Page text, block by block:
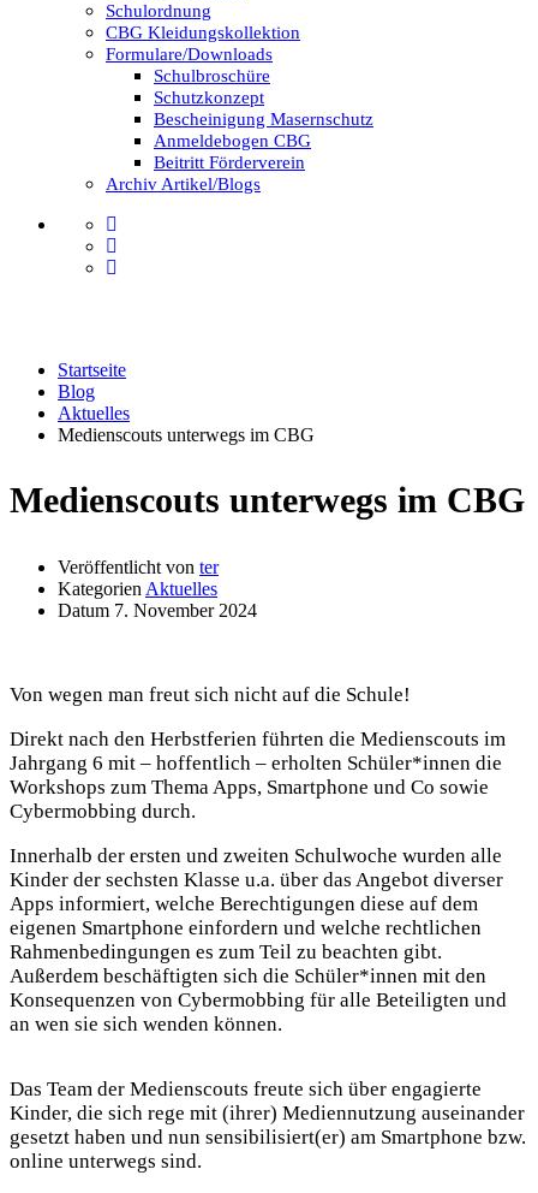
Schulordnung
CBG Kleidungskollektion
Formulare/Downloads
Schulbroschüre
Schutzkonzept
Bescheinigung Masernschutz
Anmeldebogen CBG
Beitritt Förderverein
Archiv Artikel/Blogs
Startseite
Blog
Aktuelles
Medienscouts unterwegs im CBG
Medienscouts unterwegs im CBG
Veröffentlicht von ter
Kategorien Aktuelles
Datum 7. November 2024
Von wegen man freut sich nicht auf die Schule!
Direkt nach den Herbstferien führten die Medienscouts im
Jahrgang 6 mit – hoffentlich – erholten Schüler*innen die
Workshops zum Thema Apps, Smartphone und Co sowie
Cybermobbing durch.
Innerhalb der ersten und zweiten Schulwoche wurden alle
Kinder der sechsten Klasse u.a. über das Angebot diverser
Apps informiert, welche Berechtigungen diese auf dem
eigenen Smartphone einfordern und welche rechtlichen
Rahmenbedingungen es zum Teil zu beachten gibt.
Außerdem beschäftigten sich die Schüler*innen mit den
Konsequenzen von Cybermobbing für alle Beteiligten und
an wen sie sich wenden können.
Das Team der Medienscouts freute sich über engagierte
Kinder, die sich rege mit (ihrer) Mediennutzung auseinander
gesetzt haben und nun sensibilisiert(er) am Smartphone bzw.
online unterwegs sind.